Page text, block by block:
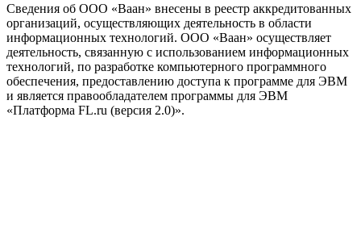
Сведения об ООО «Ваан» внесены в реестр аккредитованных
организаций, осуществляющих деятельность в области
информационных технологий. ООО «Ваан» осуществляет
деятельность, связанную с использованием информационных
технологий, по разработке компьютерного программного
обеспечения, предоставлению доступа к программе для ЭВМ
и является правообладателем программы для ЭВМ
«Платформа FL.ru (версия 2.0)».